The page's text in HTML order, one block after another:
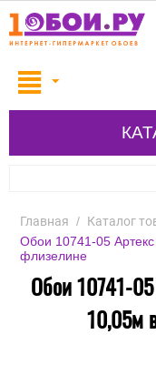
Главная / Каталог
Обои 10741-05
флизелине
Обои 10741-
10,05м